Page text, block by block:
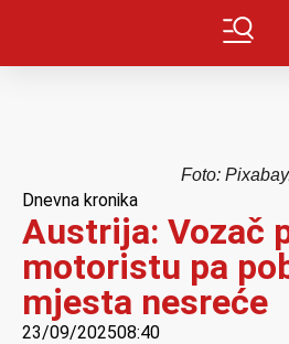
Foto:
Dnevna kronika
Austrija: Vozač
motoristu pa
mjesta nesreće
23/09/202508:40